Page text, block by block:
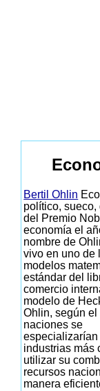
Bertil Ohlin
político, sueco,
del Premio
economía el
nombre de
vivo en uno de
modelos
estándar del
comercio
modelo de
Ohlin, según
naciones se
especializarían
industrias más
utilizar su
recursos
manera